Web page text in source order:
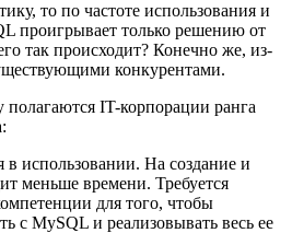
то по частоте использования и
проигрывает только решению от
так происходит? Конечно же, из-
конкурентами.
IT-корпорации ранга
в использовании. На создание и
меньше времени. Требуется
для того, чтобы
с MySQL и реализовывать весь ее